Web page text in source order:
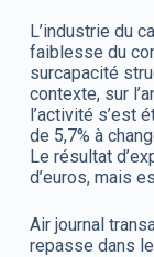
L’industrie du
faiblesse du
surcapacité
contexte, sur
l’activité s’est
de 5,7% à
Le résultat
d’euros, mais
Air journal
repasse dans